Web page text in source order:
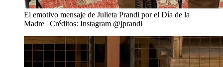
El emotivo mensaje de Julieta Prandi por el Día de la
Madre | Créditos: Instagram @jprandi